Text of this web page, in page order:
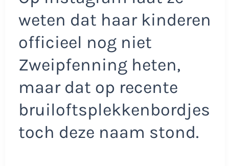
weten dat haar kinderen
officieel nog niet
Zweipfenning heten,
maar dat op recente
bruiloftsplekkenbordjes
toch deze naam stond.